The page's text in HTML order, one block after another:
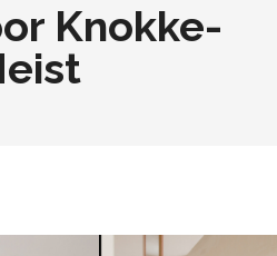
Knokke-